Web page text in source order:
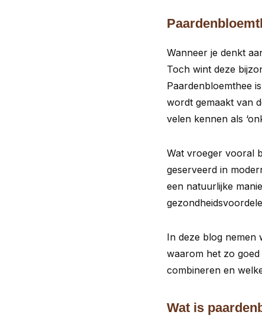
Wanneer je denkt
Toch wint deze
Paardenbloemthee
wordt gemaakt van
velen kennen als
Wat vroeger vooral
geserveerd in
een natuurlijke
In deze blog nemen
waarom het zo
combineren en
Wat is